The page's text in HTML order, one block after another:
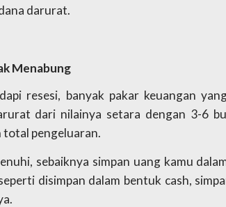
darurat.
Menabung
resesi, banyak pakar keuangan
dari nilainya setara dengan 3-6
total pengeluaran.
sebaiknya simpan uang kamu
disimpan dalam bentuk cash,